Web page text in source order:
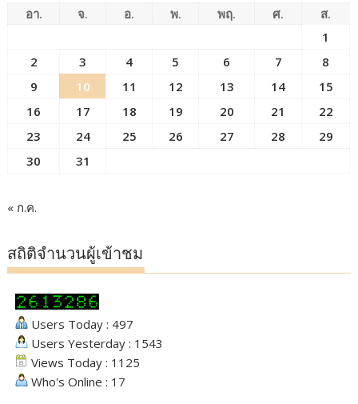
อา. จ. อ. พ. พฤ. ศ.
ส.
1
2
3 4 5 6 7
8
9
10 11 12 13 14
15
16
17 18 19 20 21
22
23
24 25 26 27 28
29
30
31
« ก.ค.
สถิติจำนวนผู้เข้าชม
Users Today : 497
Users Yesterday : 1543
Views Today : 1125
Who's Online : 17